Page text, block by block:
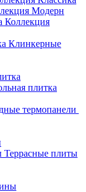
Модерн
Коллекция
Клинкерные
плитка
термопанели
Террасные плиты